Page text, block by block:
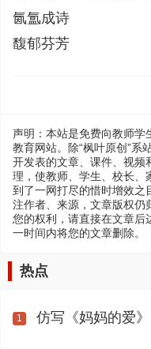
氤氲成诗
馥郁芬芳
声明：本站是免费向教师学
教育网站。除“枫叶原创”系
开发表的文章、课件、视频
理，使教师、学生、校长、
到了一网打尽的惜时增效之
注作者、来源，文章版权仍
您的权利，请直接在文章后
一时间内将您的文章删除。
热点
1 仿写《妈妈的爱》